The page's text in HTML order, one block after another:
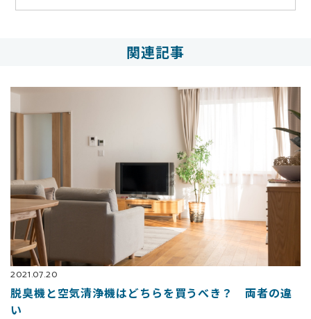
関連記事
2021.07.20
脱臭機と空気清浄機はどちらを買うべき？ 両者の違
い